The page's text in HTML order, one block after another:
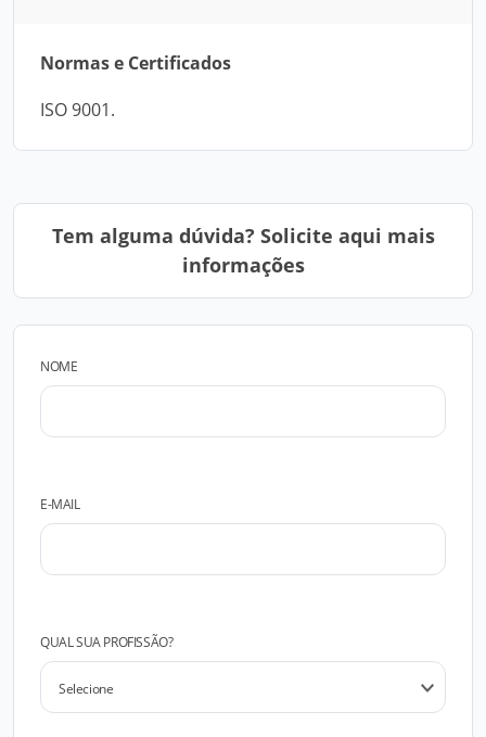
Normas e Certificados
ISO 9001.
Tem alguma dúvida? Solicite aqui mais
informações
NOME
E-MAIL
QUAL SUA PROFISSÃO?